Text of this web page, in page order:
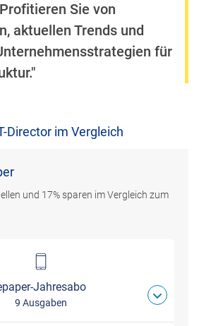
Sie von
aktuellen Trends und
für
Director im Vergleich
und 17% sparen im Vergleich zum
Jahresabo
9 Ausgaben